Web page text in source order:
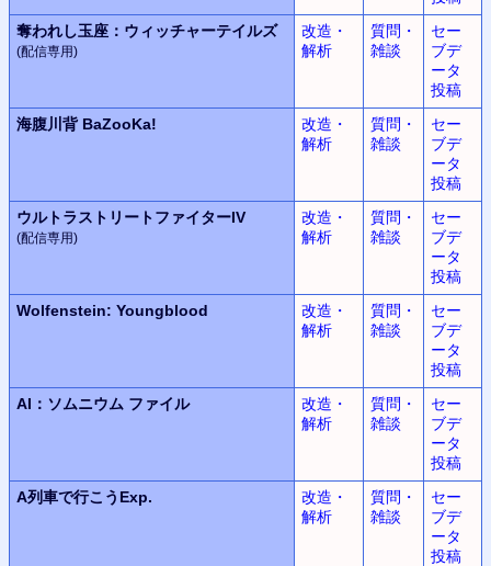
奪われし玉座： ウィッチャーテイルズ
(配信専用)
改造・
解析
質問・
雑談
セー
ブデ
ータ
投稿
海腹川背 BaZooKa!
改造・
解析
質問・
雑談
セー
ブデ
ータ
投稿
ウルトラストリートファイターIV
(配信専用)
改造・
解析
質問・
雑談
セー
ブデ
ータ
投稿
Wolfenstein: Youngblood
改造・
解析
質問・
雑談
セー
ブデ
ータ
投稿
AI： ソムニウム ファイル
改造・
解析
質問・
雑談
セー
ブデ
ータ
投稿
A列車で行こうExp.
改造・
解析
質問・
雑談
セー
ブデ
ータ
投稿